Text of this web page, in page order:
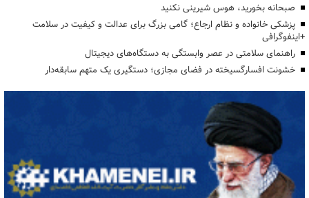
صبحانه بخورید، هوس شیرینی نکنید
پزشکی خانواده و نظام ارجاع؛ گامی بزرگ برای عدالت و کیفیت در سلامت
+اینفوگرافی
راهنمای سلامتی در عصر وابستگی به دستگاه‌های دیجیتال
خشونت افسارگسیخته در فضای مجازی؛ دستگیری یک متهم سابقه‌دار